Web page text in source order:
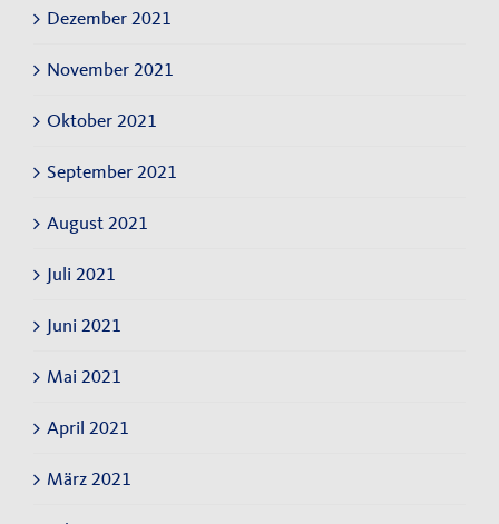
Dezember 2021
November 2021
Oktober 2021
September 2021
August 2021
Juli 2021
Juni 2021
Mai 2021
April 2021
März 2021